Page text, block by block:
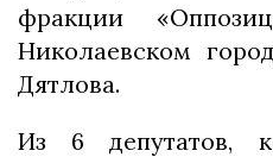
фракции
Николаевском
Дятлова.
Из 6 депутатов,